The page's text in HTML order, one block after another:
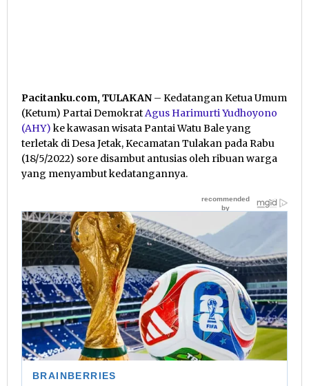
Pacitanku.com, TULAKAN – Kedatangan Ketua Umum
(Ketum) Partai DemokratAgus Harimurti Yudhoyono
(AHY) ke kawasan wisata Pantai Watu Bale yang
terletak di Desa Jetak, Kecamatan Tulakan pada Rabu
(18/5/2022) sore disambut antusias oleh ribuan warga
yang menyambut kedatangannya.